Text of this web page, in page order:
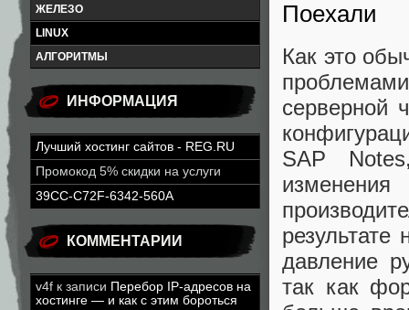
ЖЕЛЕЗО
LINUX
АЛГОРИТМЫ
ИНФОРМАЦИЯ
Лучший хостинг сайтов - REG.RU
Промокод 5% скидки на услуги
39CC-C72F-6342-560A
КОММЕНТАРИИ
v4f к записи Перебор IP-адресов на
хостинге — и как с этим бороться
Поехали
Как это
серверной
SAP
давление
так как